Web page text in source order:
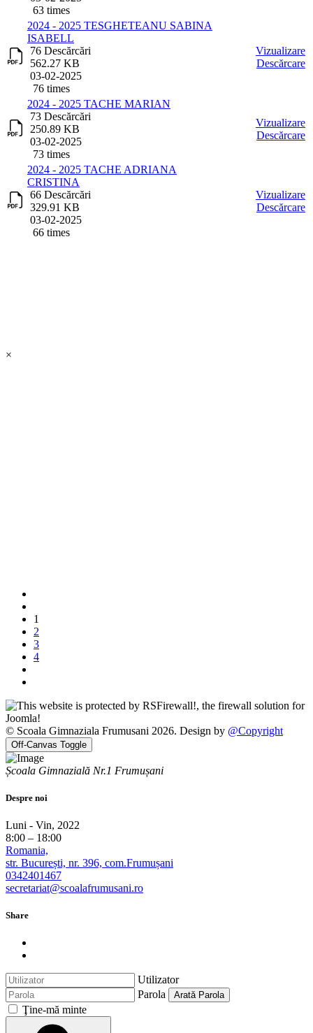
63 times
2024 - 2025 TESGHETEANU SABINA
ISABELL
76 Descărcări
562.27 KB
03-02-2025
76 times
Vizualizare
Descărcare
2024 - 2025 TACHE MARIAN
73 Descărcări
250.89 KB
03-02-2025
73 times
Vizualizare
Descărcare
2024 - 2025 TACHE ADRIANA
CRISTINA
66 Descărcări
329.91 KB
03-02-2025
66 times
Vizualizare
Descărcare
×
1
2
3
4
© Scoala Gimnaziala Frumusani 2026. Design by @Copyright
Off-Canvas Toggle
Școala Gimnazială Nr.1 Frumușani
Despre noi
Luni - Vin, 2022
8:00 – 18:00
Romania,
str. București, nr. 396, com.Frumușani
0342401467
secretariat@scoalafrumusani.ro
Share
Utilizator
Parola
Arată Parola
Ţine-mă minte